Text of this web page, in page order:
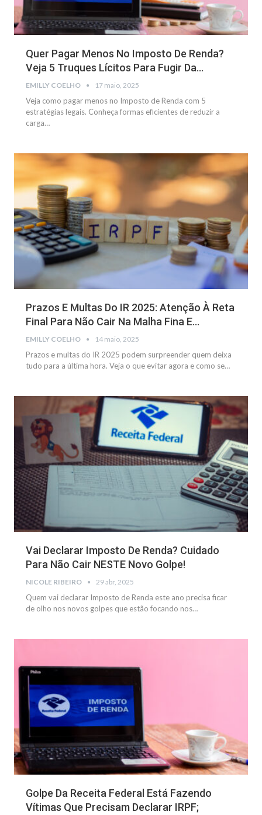
Quer Pagar Menos No Imposto De Renda?
Veja 5 Truques Lícitos Para Fugir Da…
EMILLY COELHO 17 maio, 2025
Veja como pagar menos no Imposto de Renda com 5
estratégias legais. Conheça formas eficientes de reduzir a
carga…
FINANÇAS
Prazos E Multas Do IR 2025: Atenção À Reta
Final Para Não Cair Na Malha Fina E…
EMILLY COELHO 14 maio, 2025
Prazos e multas do IR 2025 podem surpreender quem deixa
tudo para a última hora. Veja o que evitar agora e como se…
Vai Declarar Imposto De Renda? Cuidado
Para Não Cair NESTE Novo Golpe!
NICOLE RIBEIRO 29 abr, 2025
Quem vai declarar Imposto de Renda este ano precisa ficar
de olho nos novos golpes que estão focando nos…
Golpe Da Receita Federal Está Fazendo
Vítimas Que Precisam Declarar IRPF;